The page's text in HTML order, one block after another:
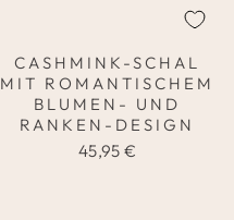
CASHMINK-SCHAL
MIT ROMANTISCHEM
BLUMEN- UND
RANKEN-DESIGN
45,95 €